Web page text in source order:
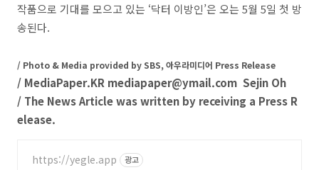
작품으로 기대를 모으고 있는 ‘닥터 이방인’은 오는 5월 5일 첫 방
송된다.
/ Photo & Media provided by SBS, 아우라미디어 Press Release
/ MediaPaper.KR mediapaper@ymail.com Sejin Oh
/ The News Article was written by receiving a Press R
elease.
https://yegle.app 광고